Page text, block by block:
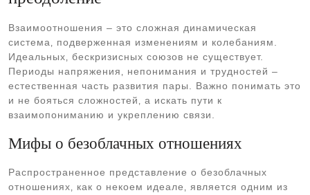
Взаимоотношения – это сложная динамическая
система‚ подверженная изменениям и колебаниям.
Идеальных‚ бескризисных союзов не существует.
Периоды напряжения‚ непонимания и трудностей –
естественная часть развития пары. Важно понимать это
и не бояться сложностей‚ а искать пути к
взаимопониманию и укреплению связи.
Мифы о безоблачных отношениях
Распространенное представление о безоблачных
отношениях‚ как о некоем идеале‚ является одним из